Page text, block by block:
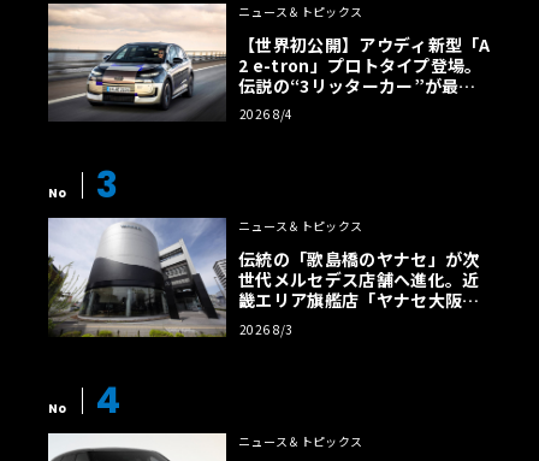
ニュース＆トピックス
【世界初公開】アウディ新型「A
2 e-tron」プロトタイプ登場。
伝説の“3リッターカー”が最高
効率エントリーBEVとして復活
【画像38枚】
2026 8/4
No 3
ニュース＆トピックス
伝統の「歌島橋のヤナセ」が次
世代メルセデス店舗へ進化。近
畿エリア旗艦店「ヤナセ大阪支
店」がリニューアル
2026 8/3
No 4
ニュース＆トピックス